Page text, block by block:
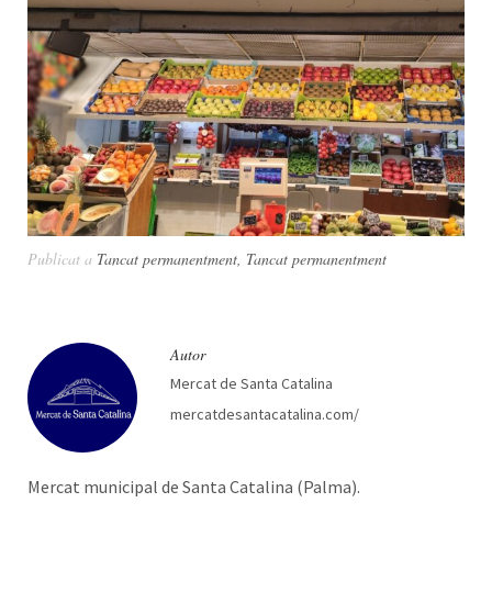
Publicat a Tancat permanentment Tancat permanentment
Autor
Mercat de Santa Catalina
mercatdesantacatalina.com/
Mercat municipal de Santa Catalina (Palma).